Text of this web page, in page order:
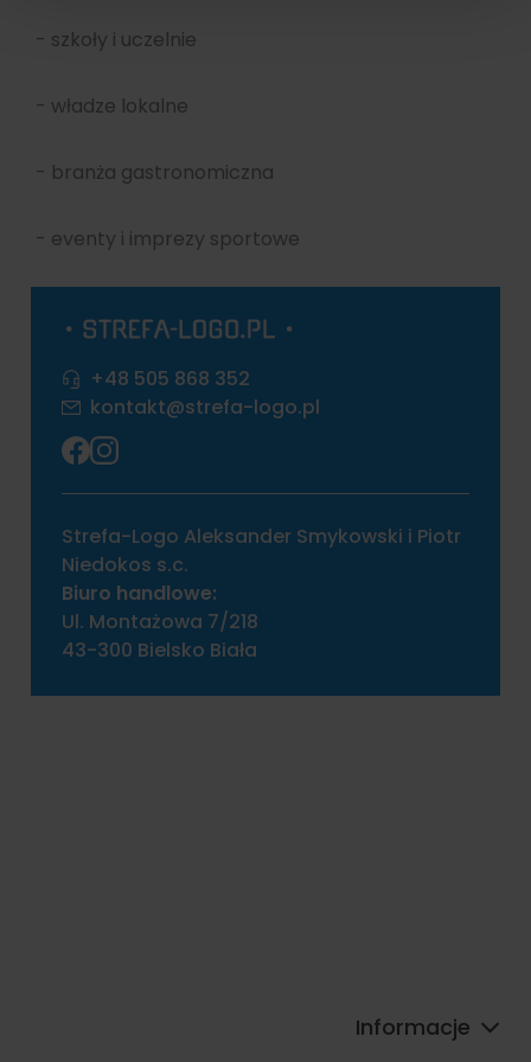
- szkoły i uczelnie
- władze lokalne
- branża gastronomiczna
- eventy i imprezy sportowe
+48 505 868 352
kontakt@strefa-logo.pl
Strefa-Logo Aleksander Smykowski i Piotr
Niedokos s.c.
Biuro handlowe:
Ul. Montażowa 7/218
43-300 Bielsko Biała
Informacje